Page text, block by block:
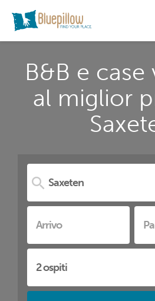
B&B e case
al miglior